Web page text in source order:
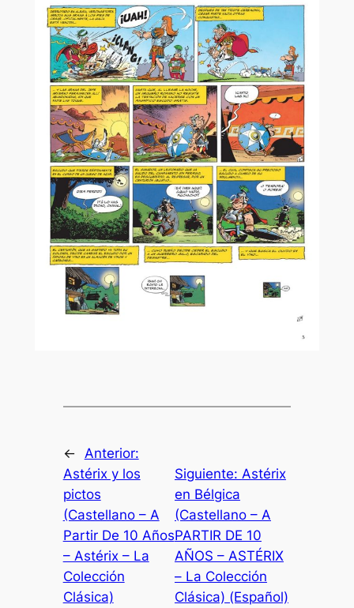
←
Anterior:
Astérix y los
pictos
(Castellano – A
Partir De 10 Años
– Astérix – La
Colección
Clásica)
Siguiente: Astérix
en Bélgica
(Castellano – A
PARTIR DE 10
AÑOS – ASTÉRIX
– La Colección
Clásica) (Español)